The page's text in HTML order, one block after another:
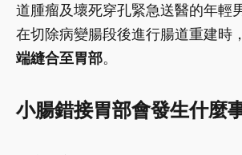
道腫瘤及壞死穿孔緊急送醫的年輕
在切除病變腸段後進行腸道重建時
端縫合至胃部。
小腸錯接胃部會發生什麼